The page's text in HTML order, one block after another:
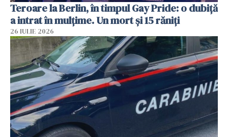
Teroare la Berlin, în timpul Gay Pride: o dubiță
a intrat în mulțime. Un mort și 15 răniți
26 IULIE 2026